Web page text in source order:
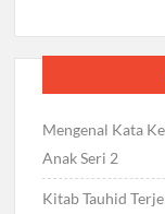
Mengenal Kata
Anak Seri 2
Kitab Tauhid